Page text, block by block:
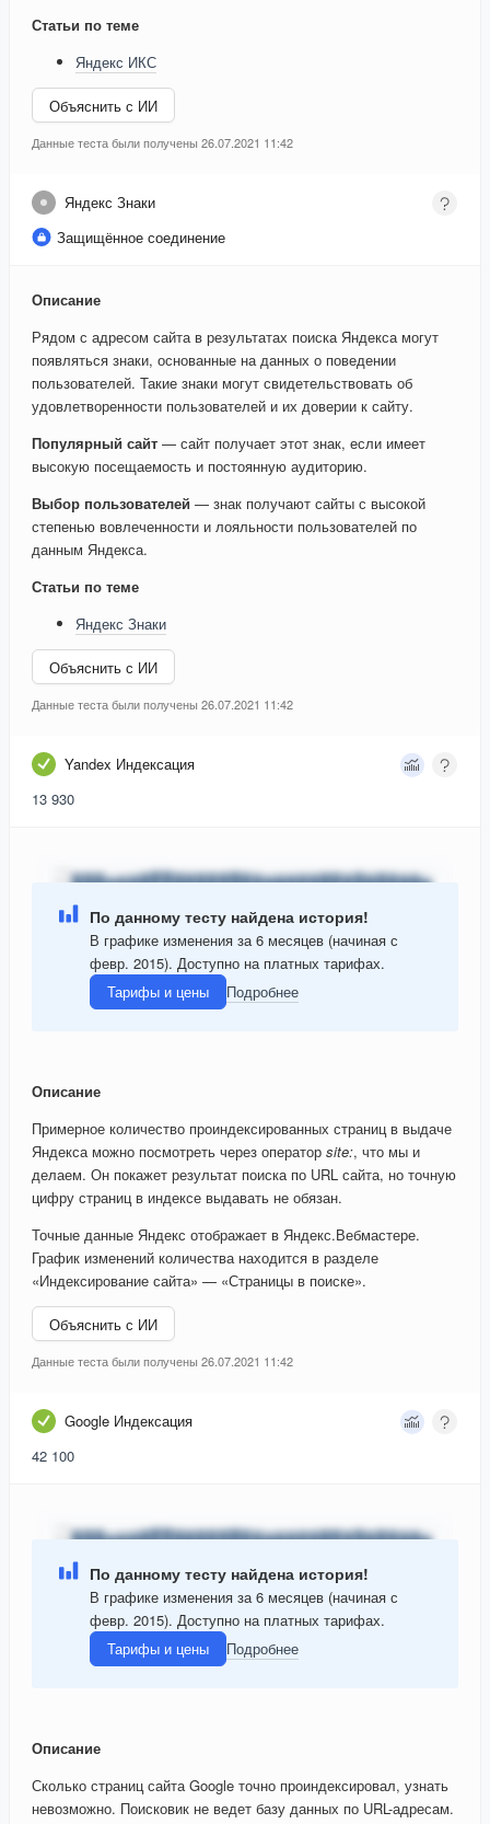
Статьи по теме
Яндекс ИКС
Объяснить с ИИ
Данные теста были получены 26.07.2021 11:42
Яндекс Знаки
Защищённое соединение
Описание
Рядом с адресом сайта в результатах поиска Яндекса могут
появляться знаки, основанные на данных о поведении
пользователей. Такие знаки могут свидетельствовать об
удовлетворенности пользователей и их доверии к сайту.
Популярный сайт — сайт получает этот знак, если имеет
высокую посещаемость и постоянную аудиторию.
Выбор пользователей — знак получают сайты с высокой
степенью вовлеченности и лояльности пользователей по
данным Яндекса.
Статьи по теме
Яндекс Знаки
Объяснить с ИИ
Данные теста были получены 26.07.2021 11:42
Yandex Индексация
13 930
По данному тесту найдена история!
В графике изменения за 6 месяцев (начиная с
февр. 2015). Доступно на платных тарифах.
Тарифы и цены
Подробнее
Описание
Примерное количество проиндексированных страниц в выдаче
Яндекса можно посмотреть через оператор site:, что мы и
делаем. Он покажет результат поиска по URL сайта, но точную
цифру страниц в индексе выдавать не обязан.
Точные данные Яндекс отображает в Яндекс.Вебмастере.
График изменений количества находится в разделе
«Индексирование сайта» — «Страницы в поиске».
Объяснить с ИИ
Данные теста были получены 26.07.2021 11:42
Google Индексация
42 100
По данному тесту найдена история!
В графике изменения за 6 месяцев (начиная с
февр. 2015). Доступно на платных тарифах.
Тарифы и цены
Подробнее
Описание
Сколько страниц сайта Google точно проиндексировал, узнать
невозможно. Поисковик не ведет базу данных по URL-адресам.